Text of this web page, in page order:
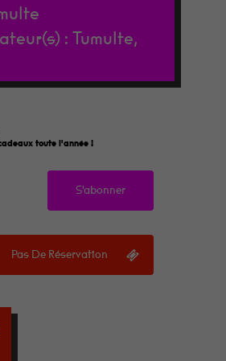
: Tumulte,
toute l'année !
S'abonner
Pas De Réservation